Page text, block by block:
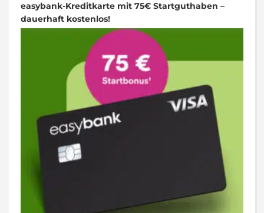
easybank-Kreditkarte mit 75€ Startguthaben –
dauerhaft kostenlos!